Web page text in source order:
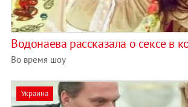
Водонаева рассказала о сексе в
Во время шоу
Украина